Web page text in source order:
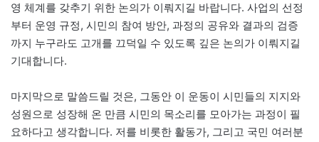
영 체계를 갖추기 위한 논의가 이뤄지길 바랍니다. 사업의 선정
부터 운영 규정, 시민의 참여 방안, 과정의 공유와 결과의 검증
까지 누구라도 고개를 끄덕일 수 있도록 깊은 논의가 이뤄지길
기대합니다.
마지막으로 말씀드릴 것은, 그동안 이 운동이 시민들의 지지와
성원으로 성장해 온 만큼 시민의 목소리를 모아가는 과정이 필
요하다고 생각합니다. 저를 비롯한 활동가, 그리고 국민 여러분